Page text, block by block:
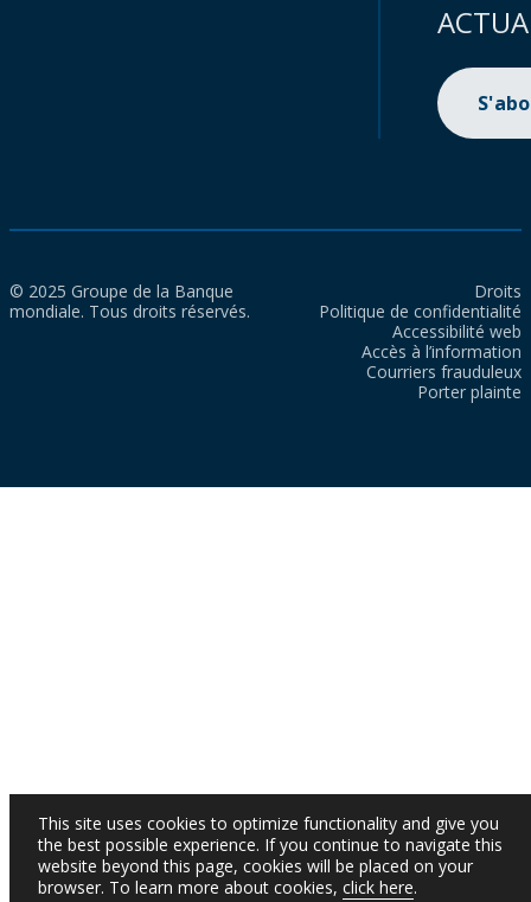
© 2025 Groupe de la Banque
mondiale. Tous droits réservés.
Droits
Politique de confidentialité
Accessibilité web
Accès à l’information
Courriers frauduleux
Porter plainte
This site uses cookies to optimize functionality and give you
the best possible experience. If you continue to navigate this
website beyond this page, cookies will be placed on your
browser. To learn more about cookies, click here.